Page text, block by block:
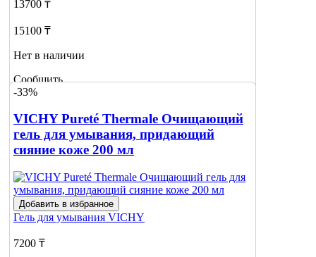
13700 ₸
15100 ₸
Нет в наличии
Сообщить
о наличии
-33%
VICHY Pureté Thermale Очищающий
гель для умывания, придающий
сияние коже 200 мл
Добавить в избранное
Гель для умывания VICHY
7200 ₸